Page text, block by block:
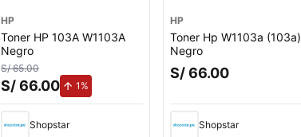
HP
Toner HP 103A W1103A
Negro
S/ 65.00
S/ 66.00 1%
Shopstar
HP
Toner Hp W1103a (103a)
Negro
S/ 66.00
Shopstar